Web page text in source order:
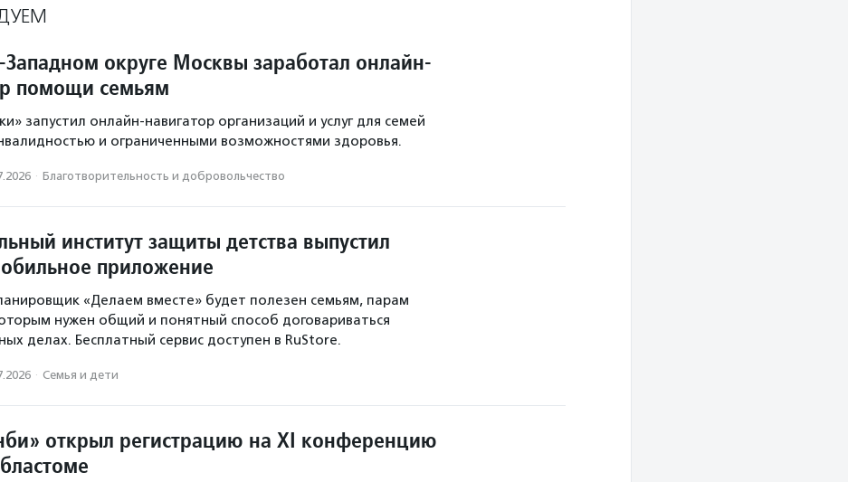
округе Москвы заработал онлайн-
помощи семьям
запустил онлайн-навигатор организаций и услуг для семей
и ограниченными возможностями здоровья.
· Благотвори­тель­ность и доброволь­чест­во
институт защиты детства выпустил
приложение
«Делаем вместе» будет полезен семьям, парам
нужен общий и понятный способ договариваться
делах. Бесплатный сервис доступен в RuStore.
· Семья и дети
открыл регистрацию на XI конференцию